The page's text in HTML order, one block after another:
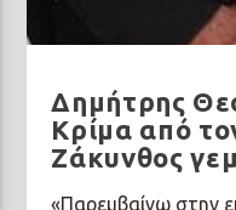
Prisma
Δημήτρης
Κρίμα από
Ζάκυνθος
«Παρεμβαίνω στην